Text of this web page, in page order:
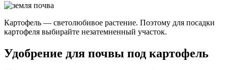
Картофель — светолюбивое растение. Поэтому для посадки
картофеля выбирайте незатемненный участок.
Удобрение для почвы под картофель